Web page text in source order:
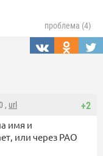
проблема (4)
+2
, url
имя и
или через РАО